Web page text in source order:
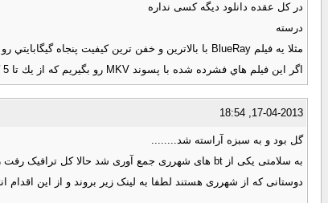
در کل عقده دانلود دیگه کسی نداره
درسته
مثلا يه فيلم BlueRay با بالاترين و خفن ترين كيفيت پنجاه گيگابايتي رو در عرض 200 ثانيه(فوقش 4 دقيقه) آدم دانلود ميكنه..ديگه چه احتياجي هست آدم, اين همه فيلم رو آرشيو كنه رو هاردش؟؟؟
اگر اين فيلم هاي فشرده شده با پسوند MKV رو بگيريم كه از يك تا 5 كه بشمريم, برامون دانلود شده :n19:
17-04-2013, 18:54
گل بود و به سبزه آراسته شد........
به سلامتی یکی از bt های شهرری جمع آوری شد حالا کل ترافیک رفت روی فقط یک bts
دوستانی که از شهرری هستند لطفا به لینک زیر بروند و از این